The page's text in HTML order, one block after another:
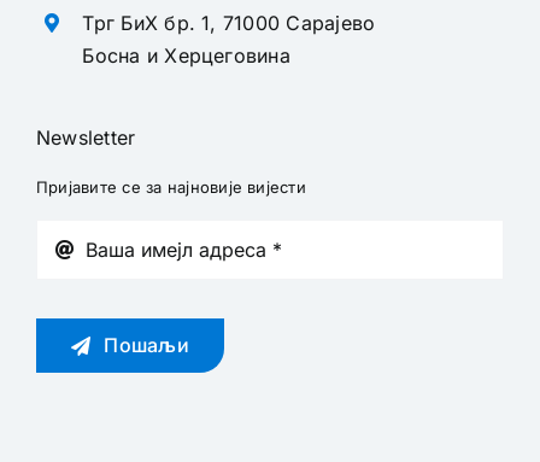
Трг БиХ бр. 1, 71000 Сарајево
Босна и Херцеговина
Newsletter
Пријавите се за најновије вијести
Пошаљи